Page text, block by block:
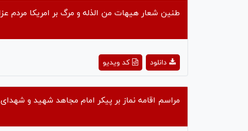
طنین شعار هیهات من الذله و مرگ بر امریکا مردم
Video
کد ویدیو دانلود
مراسم اقامه نماز بر پیکر امام مجاهد شهید و